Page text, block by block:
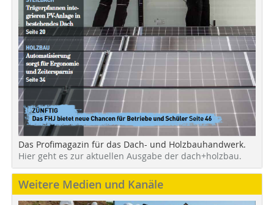
Das Profimagazin für das Dach- und Holzbauhandwerk.
Hier geht es zur aktuellen Ausgabe der dach+holzbau.
Weitere Medien und Kanäle